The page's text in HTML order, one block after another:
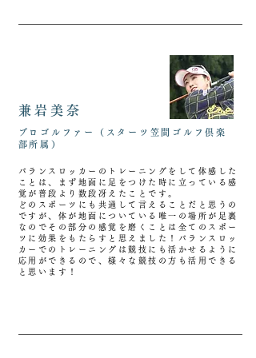
兼岩美奈
プロゴルファー（スターツ笠間ゴルフ倶楽
部所属）
バランスロッカーのトレーニングをして体感した
ことは、まず地面に足をつけた時に立っている感
覚が普段より数段冴えたことです。
どのスポーツにも共通して言えることだと思うの
ですが、体が地面についている唯一の場所が足裏
なのでその部分の感覚を磨くことは全てのスポー
ツに効果をもたらすと思えました！バランスロッ
カーでのトレーニングは競技にも活かせるように
応用ができるので、様々な競技の方も活用できる
と思います！